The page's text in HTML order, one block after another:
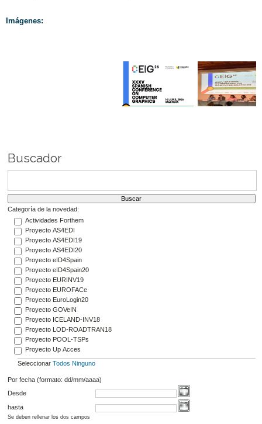
Imágenes:
Buscador
Categoría de la novedad:
Actividades Forthem
Proyecto AS4EDI
Proyecto AS4EDI19
Proyecto AS4EDI20
Proyecto eID4Spain
Proyecto eID4Spain20
Proyecto EURINV19
Proyecto EUROFACe
Proyecto EuroLogin20
Proyecto GOVeIN
Proyecto ICELAND-INV18
Proyecto LOD-ROADTRAN18
Proyecto POOL-TSPs
Proyecto Up Acces
Seleccionar Todos Ninguno
Por fecha (formato: dd/mm/aaaa)
Desde
hasta
Se deben rellenar los dos campos